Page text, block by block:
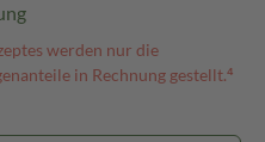
werden nur die
in Rechnung gestellt.⁴